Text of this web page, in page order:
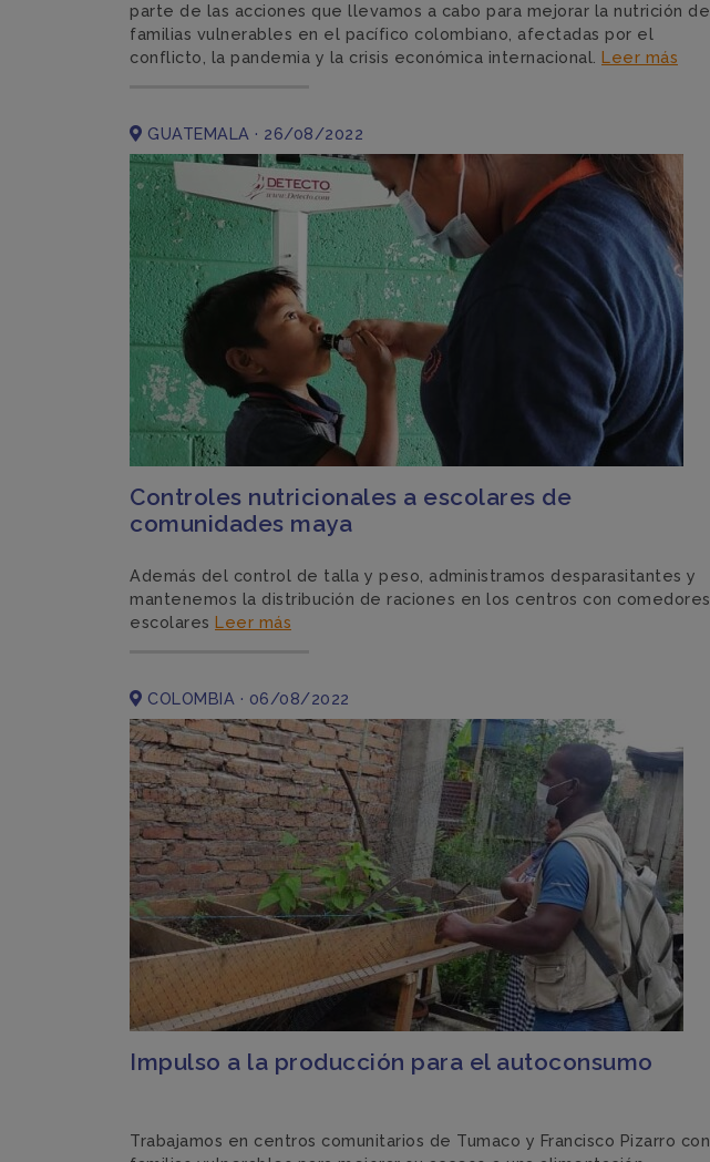
parte de las acciones que llevamos a cabo para mejorar la nutrición de
familias vulnerables en el pacífico colombiano, afectadas por el
conflicto, la pandemia y la crisis económica internacional. Leer más
GUATEMALA · 26/08/2022
Controles nutricionales a escolares de
comunidades maya
Además del control de talla y peso, administramos desparasitantes y
mantenemos la distribución de raciones en los centros con comedores
escolares Leer más
COLOMBIA · 06/08/2022
Impulso a la producción para el autoconsumo
Trabajamos en centros comunitarios de Tumaco y Francisco Pizarro con